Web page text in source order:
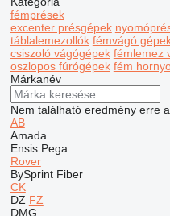
fémprések
excenter présgépek
táblalemezollók fémvágó
csiszoló vágógépek fémlemez
oszlopos fúrógépek fém
Márkanév
Nem található eredmény erre
AB
Amada
Ensis Pega
Rover
BySprint Fiber
CK
DZ FZ
DMG